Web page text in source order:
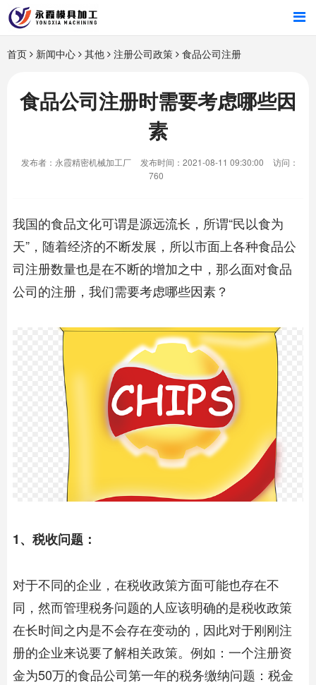
首页
产品中心
关于我们
首页 新闻中心 其他 注册公司政策 食品公司注册
食品公司注册时需要考虑哪些因
素
发布者：永霞精密机械加工厂 发布时间：2021-08-11 09:30:00
访问：
760
我国的食品文化可谓是源远流长，所谓“民以食为
天”，随着经济的不断发展，所以市面上各种食品公
司注册数量也是在不断的增加之中，那么面对食品
公司的注册 ，我们需要考虑哪些因素？
1、税收问题：
对于不同的企业，在税收政策方面可能也存在不
同，然而管理税务问题的人应该明确的是税收政策
在长时间之内是不会存在变动的，因此对于刚刚注
册的企业来说要了解相关政策。例如：一个注册资
金为50万的食品公司第一年的税务缴纳问题：税金